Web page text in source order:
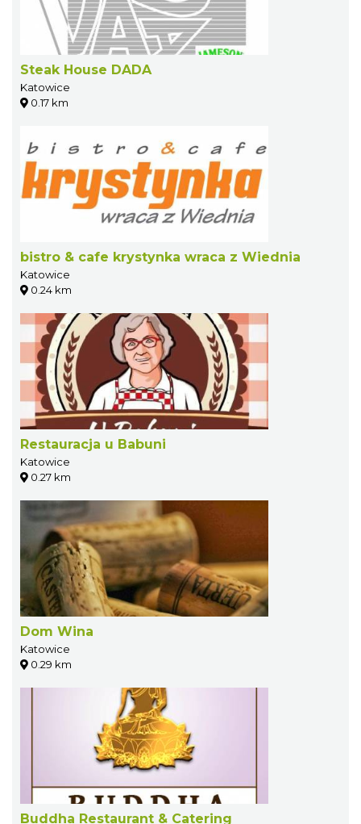
Steak House DADA
Katowice
0.17 km
bistro & cafe krystynka wraca z Wiednia
Katowice
0.24 km
Restauracja u Babuni
Katowice
0.27 km
Dom Wina
Katowice
0.29 km
Buddha Restaurant & Catering